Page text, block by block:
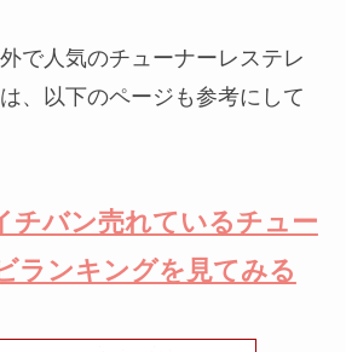
で人気のチューナーレステレ
、以下のページも参考にして
チバン売れているチュー
ランキングを見てみる